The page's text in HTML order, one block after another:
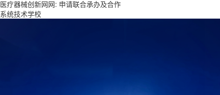
医疗器械创新网网: 申请联合承办及合作
系统技术学校